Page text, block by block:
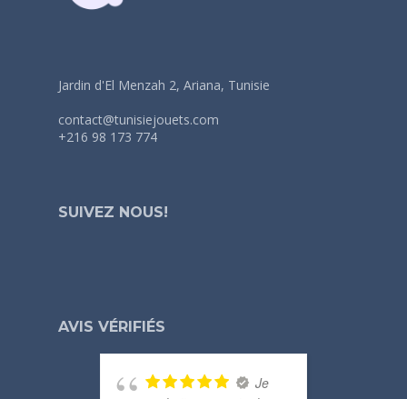
Jardin d'El Menzah 2, Ariana, Tunisie
contact@tunisiejouets.com
+216 98 173 774
SUIVEZ NOUS!
AVIS VÉRIFIÉS
Je